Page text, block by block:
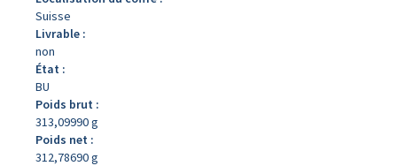
Suisse
Livrable :
non
État :
BU
Poids brut :
313,09990 g
Poids net :
312,78690 g